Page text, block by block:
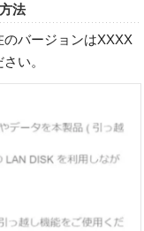
法
バージョンはXXXX
い。